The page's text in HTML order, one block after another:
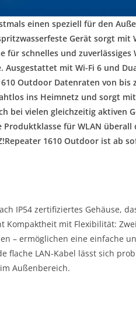
einen speziell für den
Gerät sorgt mit
für schnelles und zuverlässiges
Ausgestattet mit Wi-Fi 6 und
Outdoor Datenraten von bis
ins Heimnetz und sorgt mit
bei vielen gleichzeitig aktiven
Produktklasse für WLAN
1610 Outdoor ist ab
IP54 zertifiziertes Gehäuse,
Kompaktheit mit Flexibilität:
– ermöglichen eine einfache
flache LAN-Kabel lässt sich
Außenbereich.